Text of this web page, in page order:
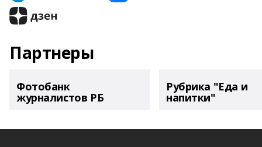
Партнеры
Фотобанк
журналистов РБ
Рубрика "Еда и
напитки"